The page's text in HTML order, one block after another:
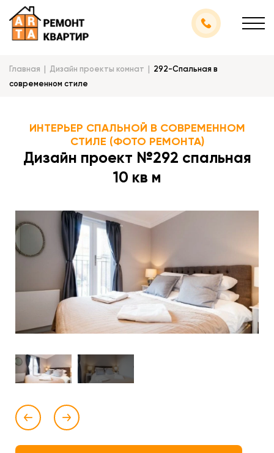
Главная Дизайн проекты комнат
292-Спальная в
современном стиле
ИНТЕРЬЕР СПАЛЬНОЙ В СОВРЕМЕННОМ
СТИЛЕ (ФОТО РЕМОНТА)
Дизайн проект №292 спальная
10 кв м